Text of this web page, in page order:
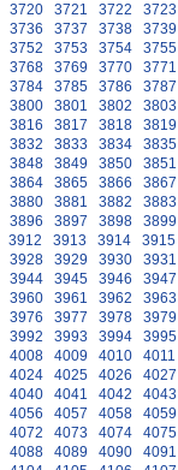
3720 3721 3722 3723
3736 3737 3738 3739
3752 3753 3754 3755
3768 3769 3770 3771
3784 3785 3786 3787
3800 3801 3802 3803
3816 3817 3818 3819
3832 3833 3834 3835
3848 3849 3850 3851
3864 3865 3866 3867
3880 3881 3882 3883
3896 3897 3898 3899
3912 3913 3914 3915
3928 3929 3930 3931
3944 3945 3946 3947
3960 3961 3962 3963
3976 3977 3978 3979
3992 3993 3994 3995
4008 4009 4010 4011
4024 4025 4026 4027
4040 4041 4042 4043
4056 4057 4058 4059
4072 4073 4074 4075
4088 4089 4090 4091